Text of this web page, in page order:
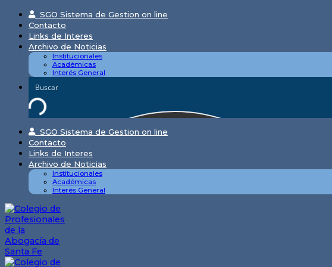
Skip
content
SGO Sistema de Gestion on line
Contacto
Links de Interes
Archivo de Noticias
Institucionales
Académicas
Interés General
SGO Sistema de Gestion on line
Contacto
Links de Interes
Archivo de Noticias
Institucionales
Académicas
Interés General